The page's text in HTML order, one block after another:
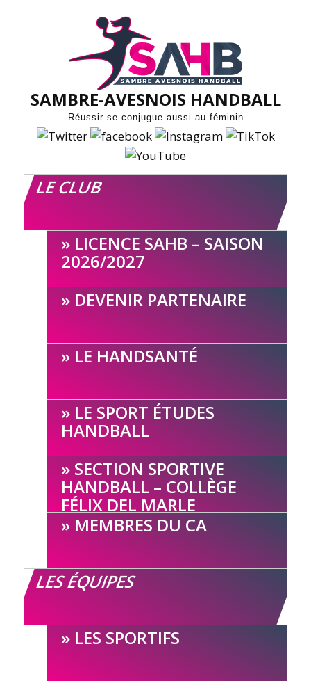
SAMBRE-AVESNOIS HANDBALL
Réussir se conjugue aussi au féminin
LE CLUB
LICENCE SAHB – SAISON
2026/2027
DEVENIR PARTENAIRE
LE HANDSANTÉ
LE SPORT ÉTUDES
HANDBALL
SECTION SPORTIVE
HANDBALL – COLLÈGE
FÉLIX DEL MARLE
MEMBRES DU CA
LES ÉQUIPES
LES SPORTIFS